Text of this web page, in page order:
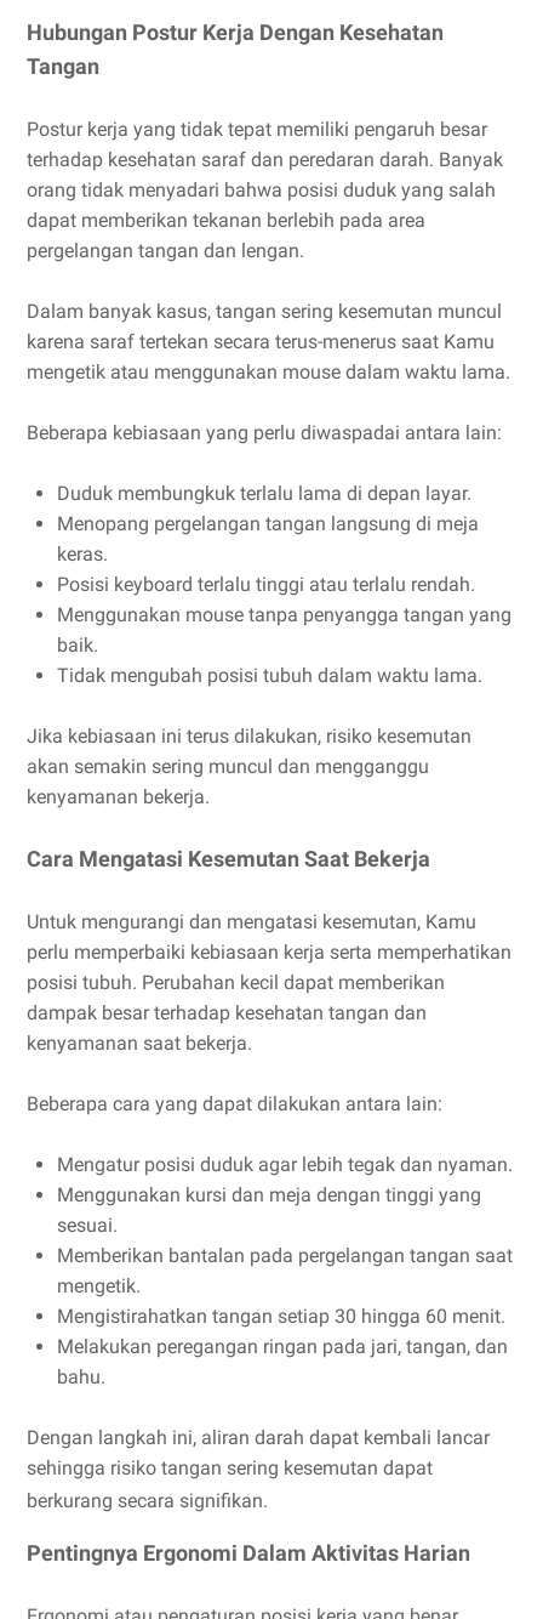
Hubungan Postur Kerja Dengan Kesehatan
Tangan
Postur kerja yang tidak tepat memiliki pengaruh besar
terhadap kesehatan saraf dan peredaran darah. Banyak
orang tidak menyadari bahwa posisi duduk yang salah
dapat memberikan tekanan berlebih pada area
pergelangan tangan dan lengan.
Dalam banyak kasus, tangan sering kesemutan muncul
karena saraf tertekan secara terus-menerus saat Kamu
mengetik atau menggunakan mouse dalam waktu lama.
Beberapa kebiasaan yang perlu diwaspadai antara lain:
Duduk membungkuk terlalu lama di depan layar.
Menopang pergelangan tangan langsung di meja
keras.
Posisi keyboard terlalu tinggi atau terlalu rendah.
Menggunakan mouse tanpa penyangga tangan yang
baik.
Tidak mengubah posisi tubuh dalam waktu lama.
Jika kebiasaan ini terus dilakukan, risiko kesemutan
akan semakin sering muncul dan mengganggu
kenyamanan bekerja.
Cara Mengatasi Kesemutan Saat Bekerja
Untuk mengurangi dan mengatasi kesemutan, Kamu
perlu memperbaiki kebiasaan kerja serta memperhatikan
posisi tubuh. Perubahan kecil dapat memberikan
dampak besar terhadap kesehatan tangan dan
kenyamanan saat bekerja.
Beberapa cara yang dapat dilakukan antara lain:
Mengatur posisi duduk agar lebih tegak dan nyaman.
Menggunakan kursi dan meja dengan tinggi yang
sesuai.
Memberikan bantalan pada pergelangan tangan saat
mengetik.
Mengistirahatkan tangan setiap 30 hingga 60 menit.
Melakukan peregangan ringan pada jari, tangan, dan
bahu.
Dengan langkah ini, aliran darah dapat kembali lancar
sehingga risiko tangan sering kesemutan dapat
berkurang secara signifikan.
Pentingnya Ergonomi Dalam Aktivitas Harian